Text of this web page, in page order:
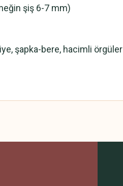
şiş 6-7 mm)
şapka-bere, hacimli örgüler